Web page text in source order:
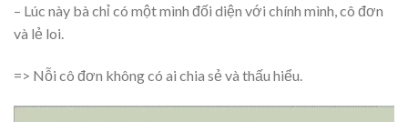
– Lúc này bà chỉ có một mình đối diện với chính mình, cô đơn
và lẻ loi.
=> Nỗi cô đơn không có ai chia sẻ và thấu hiểu.